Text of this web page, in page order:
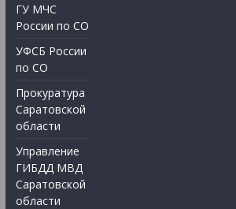
ГУ МЧС
России по СО
УФСБ России
по СО
Прокуратура
Саратовской
области
Управление
ГИБДД МВД
Саратовской
области